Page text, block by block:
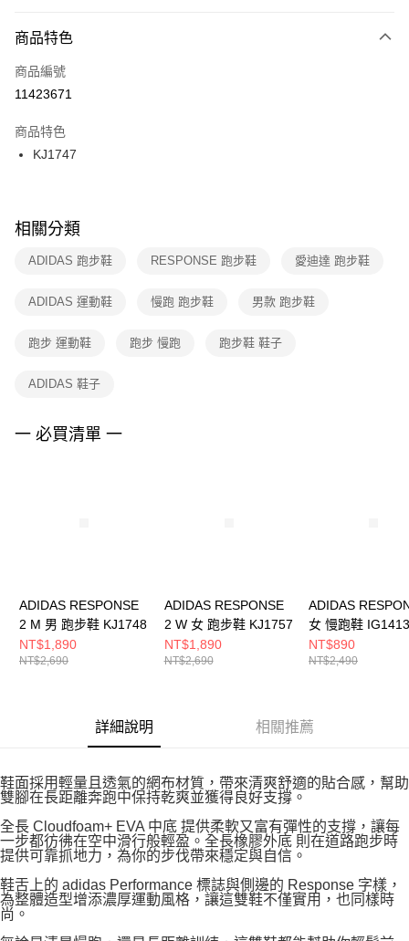
３．安心：先確認商品／服務後，再付款。
【「AFTEE先享後付」結帳流程】
１．於結帳方式選擇「AFTEE先享後付」後，將跳轉至「AFTEE先享後付」
２．訂單成立數日內，您將收到繳費通知簡訊。
３．收到繳費通知簡訊後14天內，點擊此簡訊中的連結，可透過四大超商／
ATM／網路銀行／等多元方式進行付款，方視為交易完成。
※ 交易是否成功請以「AFTEE先享後付 」之結帳頁面顯示為準，若有關於
是否繳費成功／繳費後需取消欲退款等相關疑問，請聯繫「AFTEE先享後付
客戶支援中心」https://netprotections.freshdesk.com/support/home
１．透過由恩沛科技股份有限公司提供之「AFTEE先享後付」服務完成之交
權轉讓予恩沛科技股份有限公司。
３．未成年的使用者請事先徵得法定代理人或監護人之同意方可使用
４．使用「AFTEE先享後付」時，將依據個別帳號之用戶狀況，依本公司即
每筆NT$100，滿NT$1,500(含以上)免運費
宅配
每筆NT$100，滿NT$1,500(含以上)免運費
付款後門市自取
每筆NT$100，滿NT$1,500(含以上)免運費
商品特色
商品編號
11423671
商品特色
KJ1747
相關分類
ADIDAS 跑步鞋 RESPONSE 跑步鞋 愛迪達 跑步鞋
ADIDAS 運動鞋 慢跑 跑步鞋 男款 跑步鞋
跑步 運動鞋 跑步 慢跑 跑步鞋 鞋子
ADIDAS 鞋子
一 必買清單 一
ADIDAS RESPONSE
2 M 男 跑步鞋 KJ1748
NT$1,890
NT$2,690
ADIDAS RESPONSE
2 W 女 跑步鞋 KJ1757
NT$1,890
NT$2,690
ADIDAS
女 慢跑鞋 IG1413
NT$890
NT$2,490
詳細說明 相關推薦
鞋面採用輕量且透氣的網布材質，帶來清爽舒適的貼合感，幫助
雙腳在長距離奔跑中保持乾爽並獲得良好支撐。
全長 Cloudfoam+ EVA 中底 提供柔軟又富有彈性的支撐，讓每
一步都彷彿在空中滑行般輕盈。全長橡膠外底 則在道路跑步時
提供可靠抓地力，為你的步伐帶來穩定與自信。
鞋舌上的 adidas Performance 標誌與側邊的 Response 字樣，
為整體造型增添濃厚運動風格，讓這雙鞋不僅實用，也同樣時
尚。